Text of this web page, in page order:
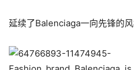
延续了Balenciaga一向先锋的风